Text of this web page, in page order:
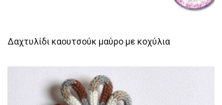
Δαχτυλίδι καουτσούκ μαύρο με κοχύλια